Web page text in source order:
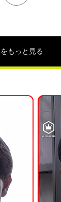
もっと見る